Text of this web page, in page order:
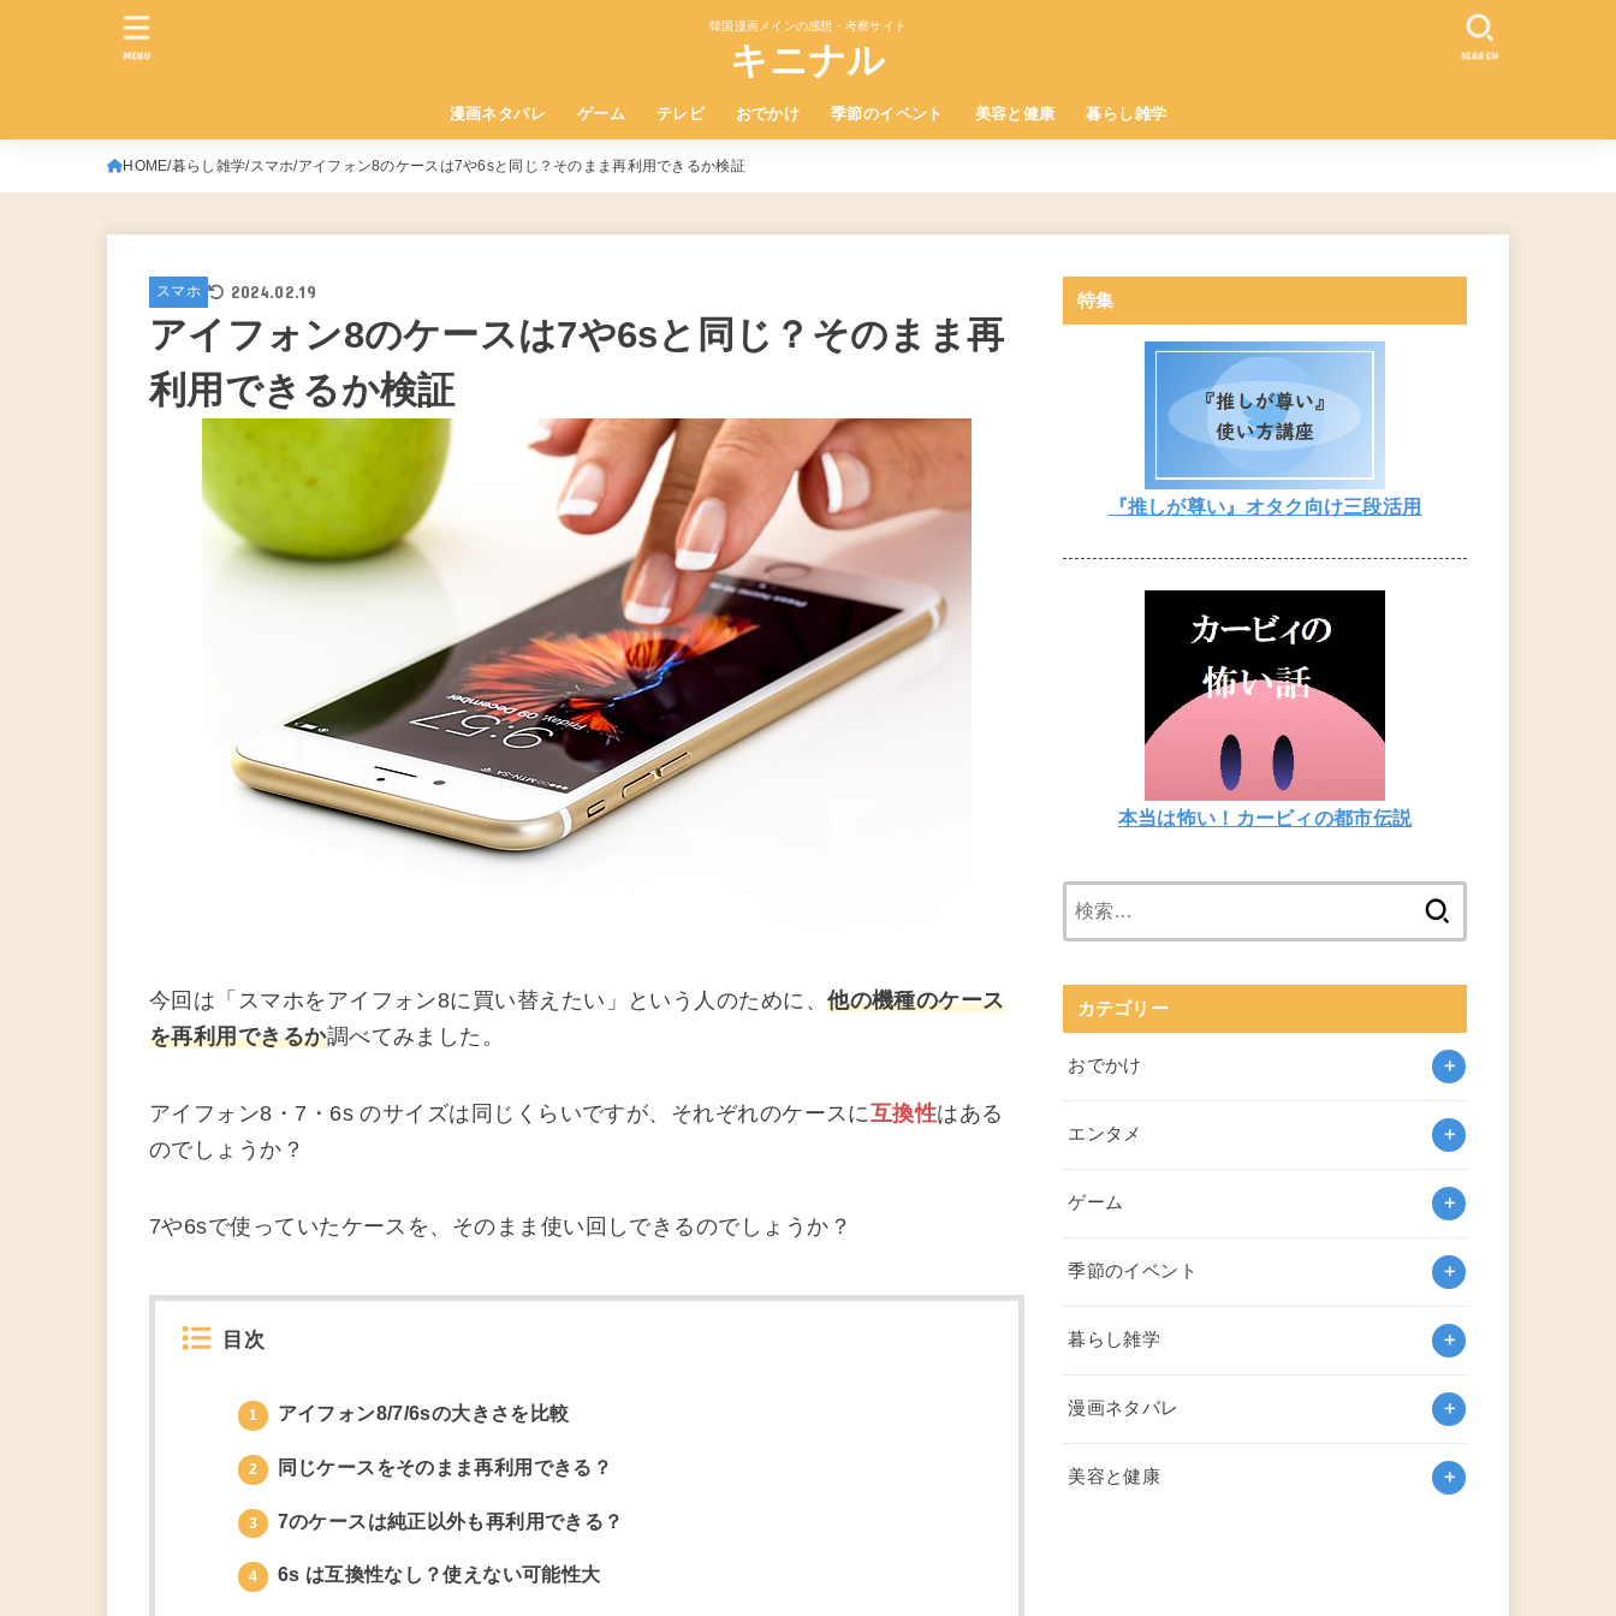
韓国漫画メインの感想・考察サイト
キニナル
漫画ネタバレ ゲーム テレビ おでかけ 季節のイベント 美容と健康 暮らし雑学
SEARCH
MENU
HOME 暮らし雑学 スマホ アイフォン8のケースは7や6sと同じ？そのまま再利用できるか検証
スマホ 2024.02.19
アイフォン8のケースは7や6sと同じ？そのまま再
利用できるか検証
今回は「スマホをアイフォン8に買い替えたい」という人のために、他の機種のケース
を再利用できるか調べてみました。
アイフォン8・7・6s のサイズは同じくらいですが、それぞれのケースに互換性はある
のでしょうか？
7や6sで使っていたケースを、そのまま使い回しできるのでしょうか？
目次
1 アイフォン8/7/6sの大きさを比較
2 同じケースをそのまま再利用できる？
3 7のケースは純正以外も再利用できる？
4 6s は互換性なし？使えない可能性大
特集
『推しが尊い』オタク向け三段活用
本当は怖い！カービィの都市伝説
カテゴリー
おでかけ
エンタメ
ゲーム
季節のイベント
暮らし雑学
漫画ネタバレ
美容と健康